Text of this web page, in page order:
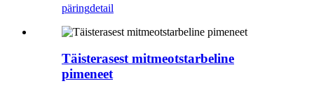
päringdetail
Täisterasest mitmeotstarbeline
pimeneet